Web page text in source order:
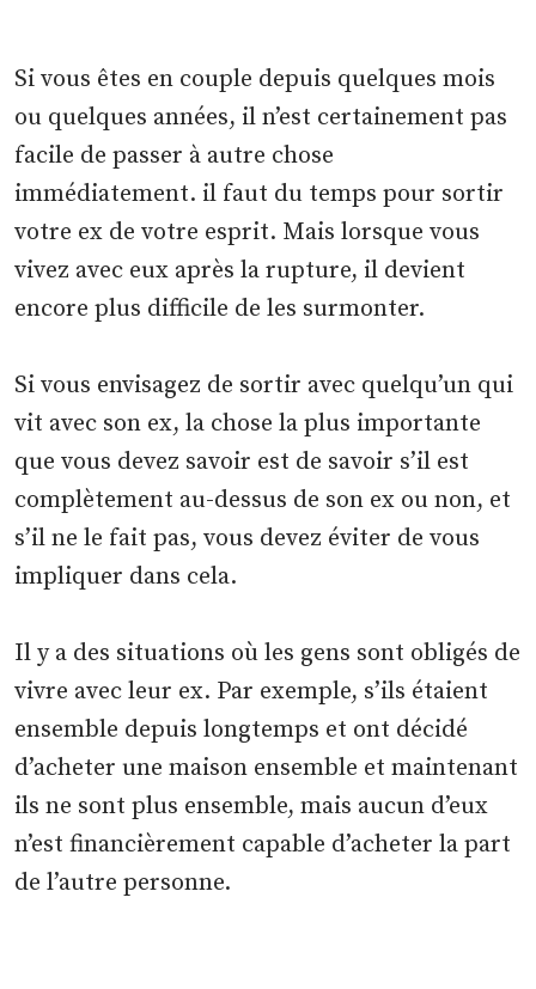
Si vous êtes en couple depuis quelques mois
ou quelques années, il n’est certainement pas
facile de passer à autre chose
immédiatement. il faut du temps pour sortir
votre ex de votre esprit. Mais lorsque vous
vivez avec eux après la rupture, il devient
encore plus difficile de les surmonter.
Si vous envisagez de sortir avec quelqu’un qui
vit avec son ex, la chose la plus importante
que vous devez savoir est de savoir s’il est
complètement au-dessus de son ex ou non, et
s’il ne le fait pas, vous devez éviter de vous
impliquer dans cela.
Il y a des situations où les gens sont obligés de
vivre avec leur ex. Par exemple, s’ils étaient
ensemble depuis longtemps et ont décidé
d’acheter une maison ensemble et maintenant
ils ne sont plus ensemble, mais aucun d’eux
n’est financièrement capable d’acheter la part
de l’autre personne.